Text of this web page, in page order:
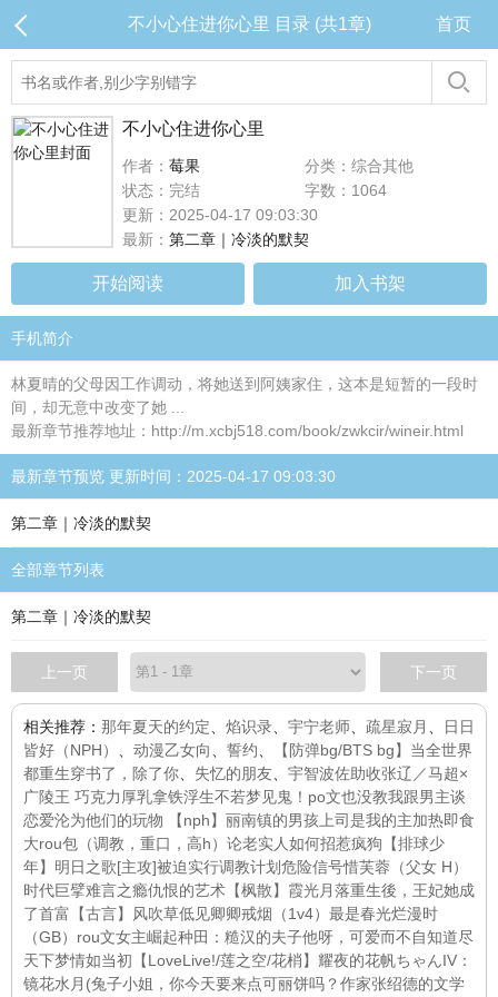
不小心住进你心里 目录 (共1章) 首页
不小心住进你心里
作者： 莓果
分类：综合其他
状态：完结
字数：1064
更新：2025-04-17 09:03:30
最新： 第二章｜冷淡的默契
开始阅读 加入书架
手机简介
林夏晴的父母因工作调动，将她送到阿姨家住，这本是短暂的一段时
间，却无意中改变了她 ...
最新章节推荐地址：http://m.xcbj518.com/book/zwkcir/wineir.html
最新章节预览 更新时间：2025-04-17 09:03:30
第二章｜冷淡的默契
全部章节列表
第二章｜冷淡的默契
上一页 下一页
相关推荐： 那年夏天的约定 焰识录 宇宁老师 疏星寂月
日日
皆好（NPH）
动漫乙女向 誓约
【防弹bg/BTS bg】当全世界
都重生穿书了，除了你
失忆的朋友 宇智波佐助收张辽／马超×
广陵王 巧克力厚乳拿铁浮生不若梦 见鬼！po文也没教我跟男主谈
恋爱沦为他们的玩物 【nph】 丽南镇的男孩 上司是我的主加热即食
大rou包（调教，重口，高h） 论老实人如何招惹疯狗 【排球少
年】明日之歌[主攻]被迫实行调教计划危险信号惜芙蓉（父女 H）
时代巨擘难言之瘾仇恨的艺术 【枫散】霞光月落重生後，王妃她成
了首富 【古言】风吹草低见卿卿戒烟（1v4） 最是春光烂漫时
（GB）rou文女主崛起种田：糙汉的夫子他呀，可爱而不自知道尽
天下梦情如当初 【LoveLive!/莲之空/花梢】耀夜的花帆ちゃんIV：
镜花水月(兔子小姐，你今天要来点可丽饼吗？作家张绍德的文学